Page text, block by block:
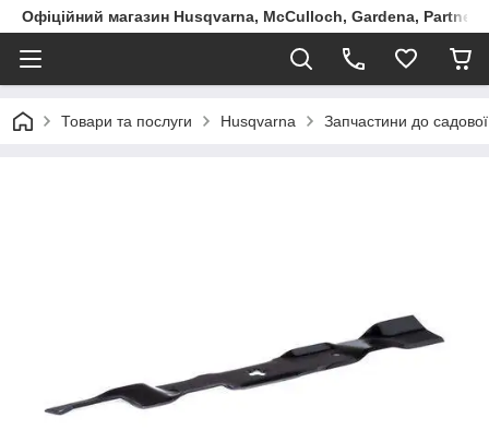
Офіційний магазин Husqvarna, McCulloch, Gardena, Partner
Товари та послуги Husqvarna Запчастини до